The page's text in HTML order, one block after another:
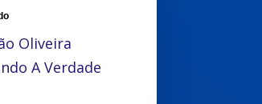
Oliveira
A Verdade